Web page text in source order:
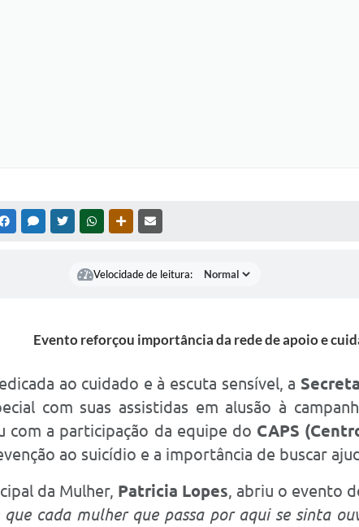
FACEBOOKMESSENGER
TWITTERWHATSAPPOUTRAS MÍDIAS
Velocidade de leitura:
Evento reforçou importância da rede de apoio e
ao cuidado e à escuta sensível, a
com suas assistidas em alusão à
com a participação da equipe do CAPS
ao suicídio e a importância de buscar
da Mulher, Patricia Lopes, abriu o evento
que cada mulher que passa por aqui se sinta